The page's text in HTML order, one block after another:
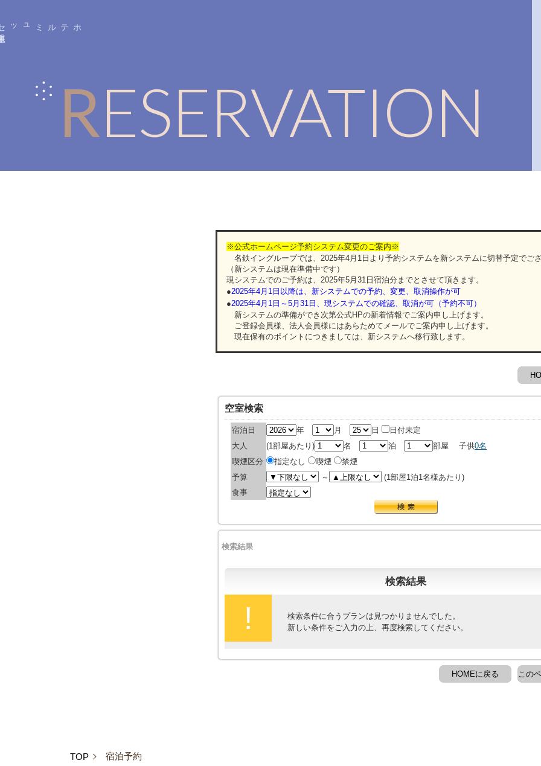
ホテルミュッセ銀座名鉄銀座駅・東銀座駅・新橋駅より徒歩約6
RESERVATION
※公式ホームページ予約システム変更のご案内※
名鉄イングループでは、2025年4月1日より予約システムを新システムに切替予定でござ
（新システムは現在準備中です）
現システムでのご予約は、2025年5月31日宿泊分までとさせて頂きます。
●2025年4月1日以降は、新システムでの予約、変更、取消操作が可
●2025年4月1日～5月31日、現システムでの確認、取消が可（予約不可）
新システムの準備ができ次第公式HPの新着情報でご案内申し上げます。
ご登録会員様、法人会員様にはあらためてメールでご案内申し上げます。
現在保有のポイントにつきましては、新システムへ移行致します。
空室検索
宿泊日 年 月 日
日付未定
大人
(1部屋あたり) 名 泊 部屋 子供0名
喫煙区分
指定なし 喫煙
禁煙
予算
～
(1部屋1泊1名様あたり)
食事
検索結果
検索結果
!
検索条件に合うプランは見つかりませんでした。
新しい条件をご入力の上、再度検索してください。
この
HOMEに戻る
TOP 宿泊予約